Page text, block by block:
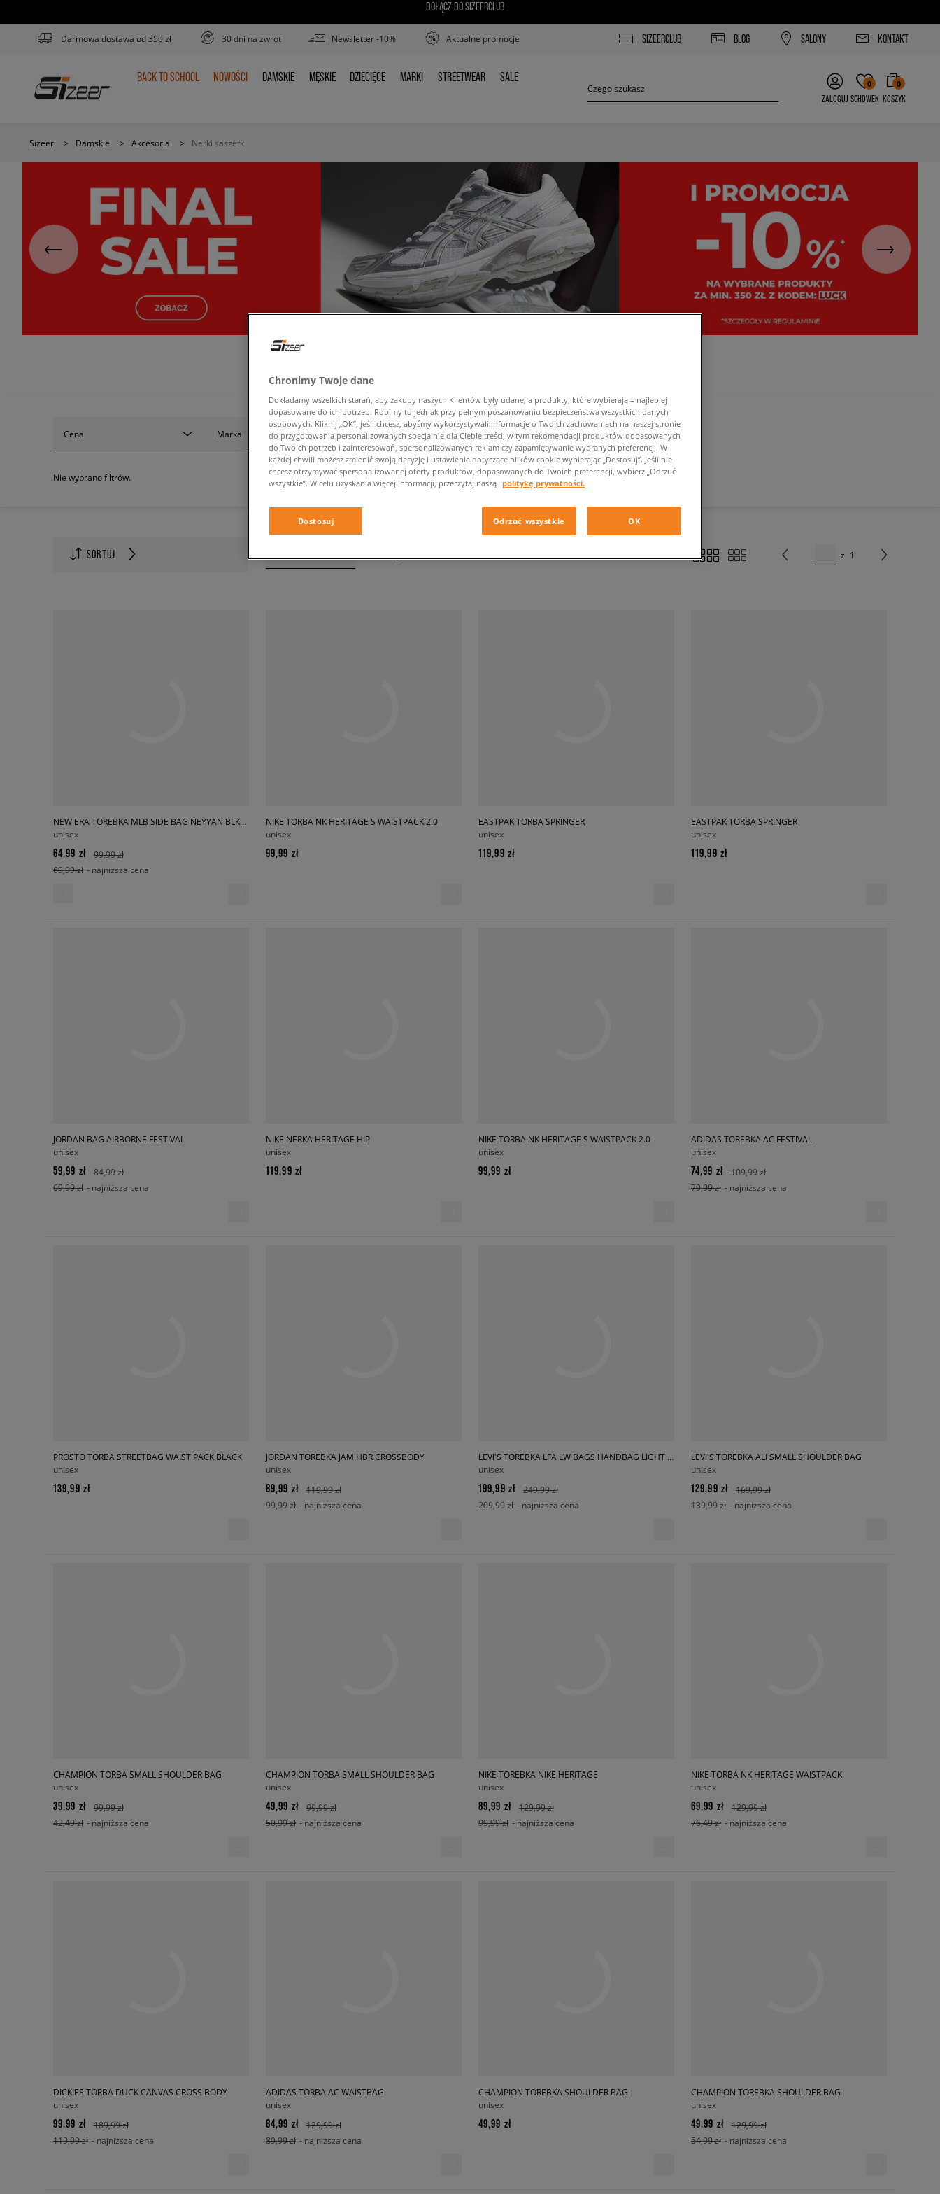
DOŁĄCZ DO SIZEERCLUB
Darmowa dostawa od 350 zł 30 dni na zwrot Newsletter -10% Aktualne promocje SIZEERCLUB BLOG SALONY KONTAKT
BACK
BACK TO SCHOOL NOWOŚCI
NOWOŚCI DAMSKIE
DAMSKIE MĘSKIE
MĘSKIE DZIECIĘCE
DZIECIĘCE MARKI
MARKI STREETWEAR
STREETWEAR SALE
SALE
ZALOGUJ
0
SCHOWEK
0
KOSZYK
Sizeer > Damskie > Akcesoria > Nerki saszetki
SORTUJ z 1
Cena Marka Kolor Rodzaj
Nie wybrano filtrów.
NEW ERA TOREBKA MLB SIDE BAG NEYYAN BLKBLK NEW YORK YANKEES
unisex
64,99 zł
99,99 zł
69,99 zł - najniższa cena
NIKE TORBA NK HERITAGE S WAISTPACK 2.0
unisex
99,99 zł
EASTPAK TORBA SPRINGER
unisex
119,99 zł
EASTPAK TORBA SPRINGER
unisex
119,99 zł
JORDAN BAG AIRBORNE FESTIVAL
unisex
59,99 zł
84,99 zł
69,99 zł - najniższa cena
NIKE NERKA HERITAGE HIP
unisex
119,99 zł
NIKE TORBA NK HERITAGE S WAISTPACK 2.0
unisex
99,99 zł
ADIDAS TOREBKA AC FESTIVAL
unisex
74,99 zł
109,99 zł
79,99 zł - najniższa cena
PROSTO TORBA STREETBAG WAIST PACK BLACK
unisex
139,99 zł
JORDAN TOREBKA JAM HBR CROSSBODY
unisex
89,99 zł
119,99 zł
99,99 zł - najniższa cena
LEVI'S TOREBKA LFA LW BAGS HANDBAG LIGHT INDIGO
unisex
199,99 zł
249,99 zł
209,99 zł - najniższa cena
LEVI'S TOREBKA ALI SMALL SHOULDER BAG
unisex
129,99 zł
169,99 zł
139,99 zł - najniższa cena
CHAMPION TORBA SMALL SHOULDER BAG
unisex
39,99 zł
99,99 zł
42,49 zł - najniższa cena
CHAMPION TORBA SMALL SHOULDER BAG
unisex
49,99 zł
99,99 zł
50,99 zł - najniższa cena
NIKE TOREBKA NIKE HERITAGE
unisex
89,99 zł
129,99 zł
99,99 zł - najniższa cena
NIKE TORBA NK HERITAGE WAISTPACK
unisex
69,99 zł
129,99 zł
76,49 zł - najniższa cena
DICKIES TORBA DUCK CANVAS CROSS BODY
unisex
99,99 zł
189,99 zł
119,99 zł - najniższa cena
ADIDAS TORBA AC WAISTBAG
unisex
84,99 zł
129,99 zł
89,99 zł - najniższa cena
CHAMPION TOREBKA SHOULDER BAG
unisex
49,99 zł
CHAMPION TOREBKA SHOULDER BAG
unisex
49,99 zł
129,99 zł
54,99 zł - najniższa cena
Chronimy Twoje dane
Dokładamy wszelkich starań, aby zakupy naszych Klientów były udane, a produkty, które wybierają – najlepiej
dopasowane do ich potrzeb. Robimy to jednak przy pełnym poszanowaniu bezpieczeństwa wszystkich danych
osobowych. Kliknij „OK”, jeśli chcesz, abyśmy wykorzystywali informacje o Twoich zachowaniach na naszej stronie
do przygotowania personalizowanych specjalnie dla Ciebie treści, w tym rekomendacji produktów dopasowanych
do Twoich potrzeb i zainteresowań, spersonalizowanych reklam czy zapamiętywanie wybranych preferencji. W
każdej chwili możesz zmienić swoją decyzję i ustawienia dotyczące plików cookie wybierając „Dostosuj”. Jeśli nie
chcesz otrzymywać spersonalizowanej oferty produktów, dopasowanych do Twoich preferencji, wybierz „Odrzuć
wszystkie”. W celu uzyskania więcej informacji, przeczytaj naszą politykę prywatności.
Dostosuj Odrzuć wszystkie OK